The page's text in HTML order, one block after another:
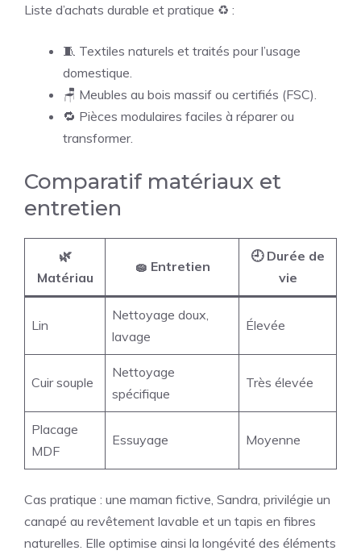
Liste d’achats durable et pratique ♻️ :
🧵 Textiles naturels et traités pour l’usage
domestique.
🪑 Meubles au bois massif ou certifiés (FSC).
🔁 Pièces modulaires faciles à réparer ou
transformer.
Comparatif matériaux et
entretien
🌿
Matériau
🧽 Entretien
🕘 Durée de
vie
Lin
Nettoyage doux,
lavage
Élevée
Cuir souple
Nettoyage
spécifique
Très élevée
Placage
MDF
Essuyage Moyenne
Cas pratique : une maman fictive, Sandra, privilégie un
canapé au revêtement lavable et un tapis en fibres
naturelles. Elle optimise ainsi la longévité des éléments